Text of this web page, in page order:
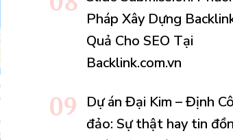
Pháp Xây Dựng
Quả Cho SEO Tại
Backlink.com.vn
Dự án Đại Kim – Định
đảo: Sự thật hay tin